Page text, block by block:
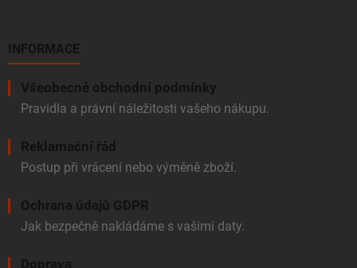
INFORMACE
Všeobecné obchodní podmínky
Pravidla a právní náležitosti vašeho nákupu.
Reklamační řád
Postup při vrácení nebo výměně zboží.
Ochrana údajů GDPR
Jak bezpečně nakládáme s vašimi daty.
Doprava